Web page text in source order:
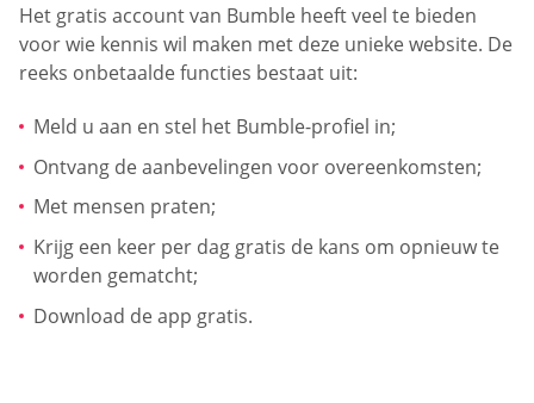
Het gratis account van Bumble heeft veel te bieden
voor wie kennis wil maken met deze unieke website. De
reeks onbetaalde functies bestaat uit:
Meld u aan en stel het Bumble-profiel in;
Ontvang de aanbevelingen voor overeenkomsten;
Met mensen praten;
Krijg een keer per dag gratis de kans om opnieuw te
worden gematcht;
Download de app gratis.